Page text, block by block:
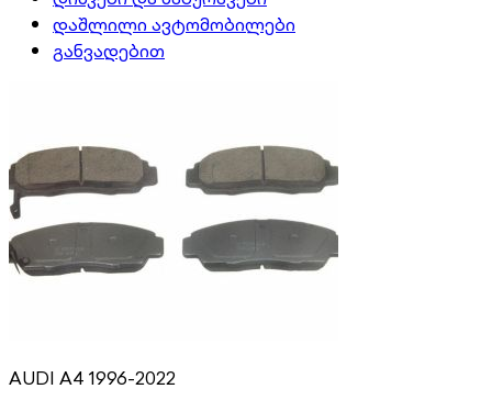
დაშლილი ავტომობილები
განვადებით
AUDI A4 1996-2022